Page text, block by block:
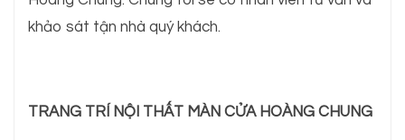
khảo sát tận nhà quý khách.
TRANG TRÍ NỘI THẤT MÀN CỬA HOÀNG CHUNG